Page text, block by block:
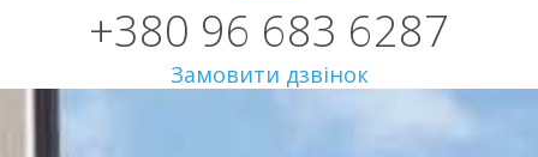
+380 96 683 6287
Замовити дзвінок